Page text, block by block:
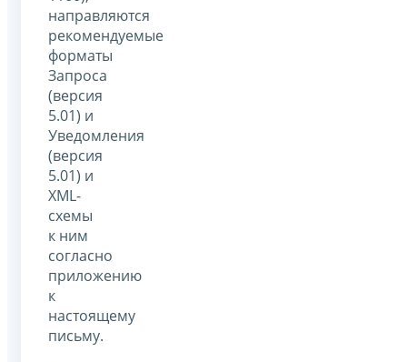
направляются
рекомендуемые
форматы
Запроса
(версия
5.01) и
Уведомления
(версия
5.01) и
XML-
схемы
к ним
согласно
приложению
к
настоящему
письму.